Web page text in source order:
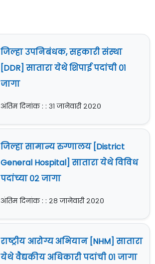
जिल्हा उपनिबंधक, सहकारी संस्था
[DDR] सातारा येथे शिपाई पदांची ०१
जागा
अंतिम दिनांक : : ३१ जानेवारी २०२०
जिल्हा सामान्य रुग्णालय [District
General Hospital] सातारा येथे विविध
पदांच्या ०२ जागा
अंतिम दिनांक : : २८ जानेवारी २०२०
राष्ट्रीय आरोग्य अभियान [NHM] सातारा
येथे वैद्यकीय अधिकारी पदांची ०१ जागा